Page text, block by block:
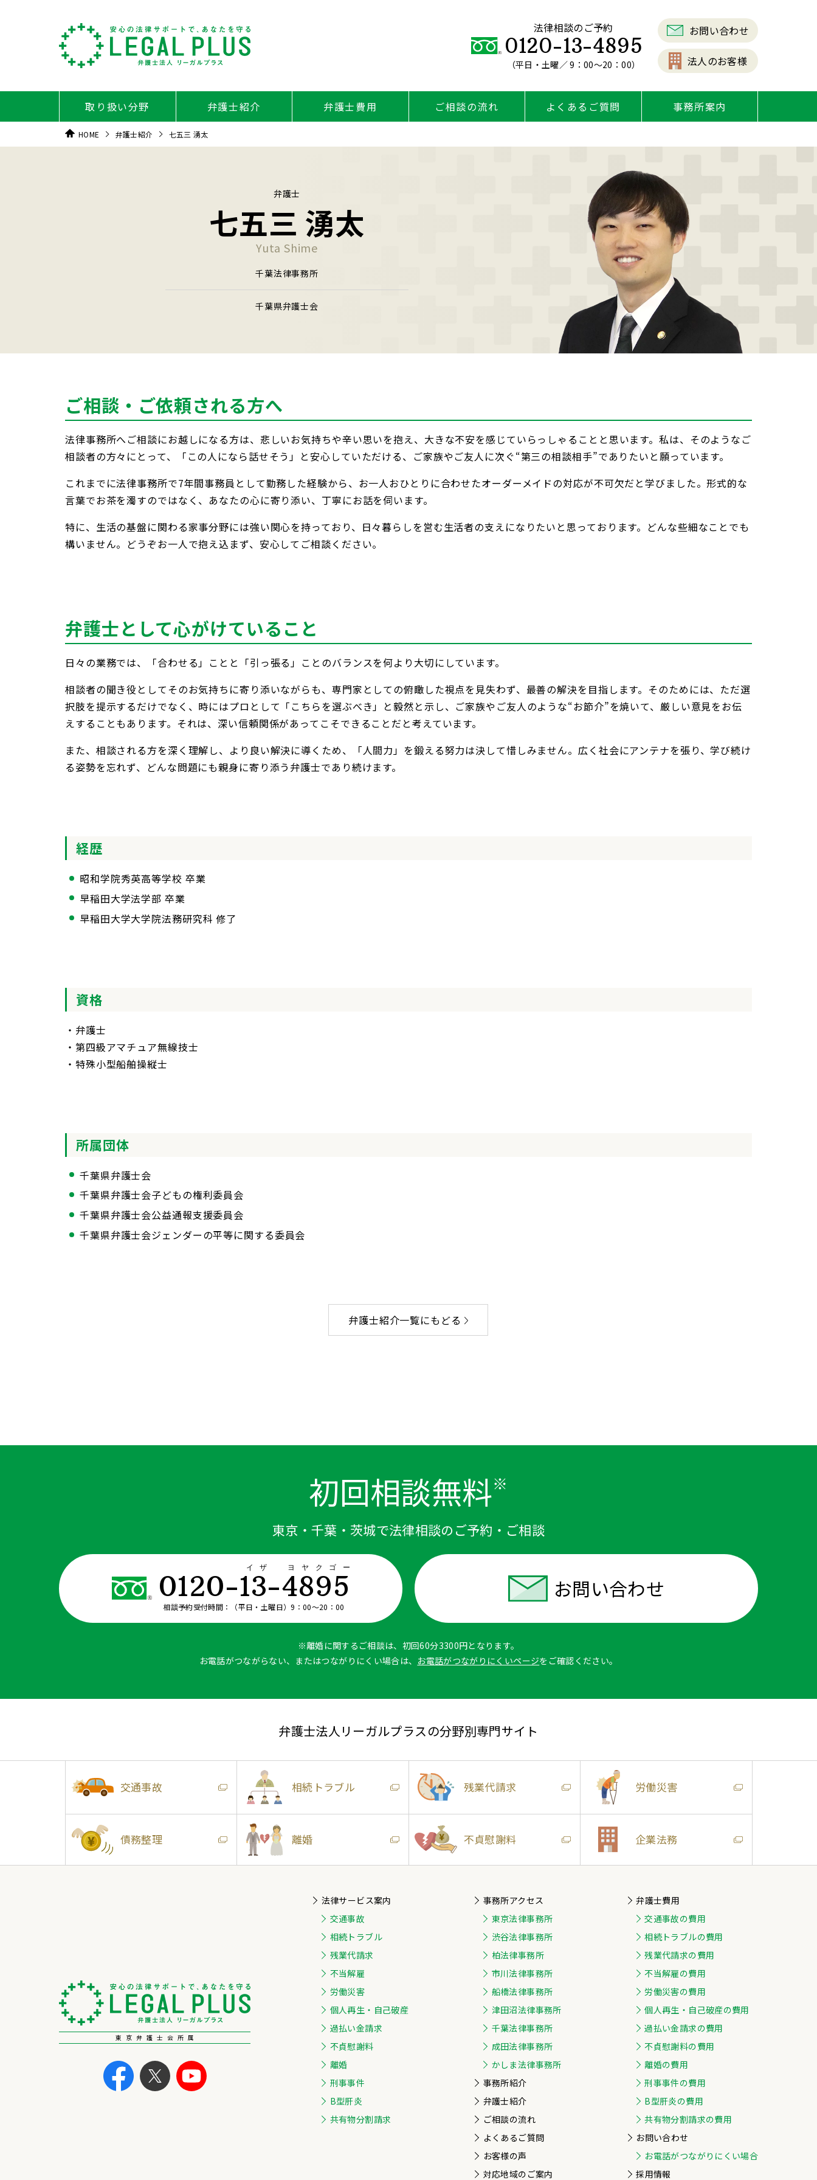
法律相談のご予約
0120-13-4895
（平日・土曜／ 9：00～20：00）
お問い合わせ
法人のお客様
取り扱い分野 弁護士紹介 弁護士費用 ご相談の流れ よくあるご質問 事務所案内
HOME 弁護士紹介 七五三 湧太
弁護士
七五三 湧太
Yuta Shime
千葉法律事務所
千葉県弁護士会
ご相談・ご依頼される方へ
法律事務所へご相談にお越しになる方は、悲しいお気持ちや辛い思いを抱え、大きな不安を感じていらっしゃることと思います。私は、そのようなご
相談者の方々にとって、「この人になら話せそう」と安心していただける、ご家族やご友人に次ぐ“第三の相談相手”でありたいと願っています。
これまでに法律事務所で7年間事務員として勤務した経験から、お一人おひとりに合わせたオーダーメイドの対応が不可欠だと学びました。形式的な
言葉でお茶を濁すのではなく、あなたの心に寄り添い、丁寧にお話を伺います。
特に、生活の基盤に関わる家事分野には強い関心を持っており、日々暮らしを営む生活者の支えになりたいと思っております。どんな些細なことでも
構いません。どうぞお一人で抱え込まず、安心してご相談ください。
弁護士として心がけていること
日々の業務では、「合わせる」ことと「引っ張る」ことのバランスを何より大切にしています。
相談者の聞き役としてそのお気持ちに寄り添いながらも、専門家としての俯瞰した視点を見失わず、最善の解決を目指します。そのためには、ただ選
択肢を提示するだけでなく、時にはプロとして「こちらを選ぶべき」と毅然と示し、ご家族やご友人のような“お節介”を焼いて、厳しい意見をお伝
えすることもあります。それは、深い信頼関係があってこそできることだと考えています。
また、相談される方を深く理解し、より良い解決に導くため、「人間力」を鍛える努力は決して惜しみません。広く社会にアンテナを張り、学び続け
る姿勢を忘れず、どんな問題にも親身に寄り添う弁護士であり続けます。
経歴
昭和学院秀英高等学校 卒業
早稲田大学法学部 卒業
早稲田大学大学院法務研究科 修了
資格
・弁護士
・第四級アマチュア無線技士
・特殊小型船舶操縦士
所属団体
千葉県弁護士会
千葉県弁護士会子どもの権利委員会
千葉県弁護士会公益通報支援委員会
千葉県弁護士会ジェンダーの平等に関する委員会
弁護士紹介一覧にもどる
初回相談無料※
東京・千葉・茨城で法律相談のご予約・ご相談
0120-13-4895
イザ ヨヤクゴー
相談予約受付時間：（平日・土曜日）9：00〜20：00
お問い合わせ
※離婚に関するご相談は、初回60分3300円となります。
お電話がつながらない、またはつながりにくい場合は、 お電話がつながりにくいページをご確認ください。
弁護士法人リーガルプラスの分野別専門サイト
交通事故 相続トラブル 残業代請求 労働災害
債務整理 離婚 不貞慰謝料 企業法務
東京弁護士会所属
法律サービス案内
交通事故
相続トラブル
残業代請求
不当解雇
労働災害
個人再生・自己破産
過払い金請求
不貞慰謝料
離婚
刑事事件
B型肝炎
共有物分割請求
事務所アクセス
東京法律事務所
渋谷法律事務所
柏法律事務所
市川法律事務所
船橋法律事務所
津田沼法律事務所
千葉法律事務所
成田法律事務所
かしま法律事務所
事務所紹介
弁護士紹介
ご相談の流れ
よくあるご質問
お客様の声
対応地域のご案内
弁護士費用
交通事故の費用
相続トラブルの費用
残業代請求の費用
不当解雇の費用
労働災害の費用
個人再生・自己破産の費用
過払い金請求の費用
不貞慰謝料の費用
離婚の費用
刑事事件の費用
B型肝炎の費用
共有物分割請求の費用
お問い合わせ
お電話がつながりにくい場合
採用情報